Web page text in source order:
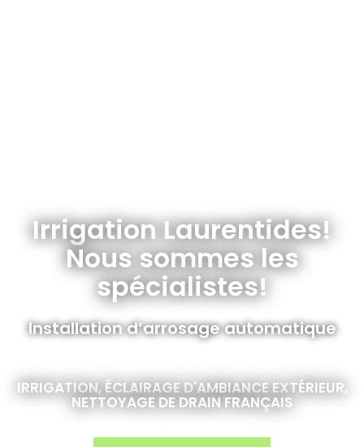
Irrigation Laurentides!
Nous sommes les
spécialistes!
Installation d’arrosage automatique
IRRIGATION, ÉCLAIRAGE D'AMBIANCE EXTÉRIEUR,
NETTOYAGE DE DRAIN FRANÇAIS